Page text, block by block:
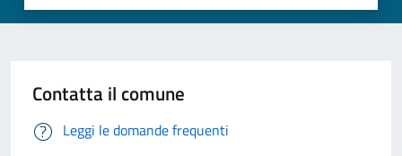
Contatta il comune
Leggi le domande frequenti